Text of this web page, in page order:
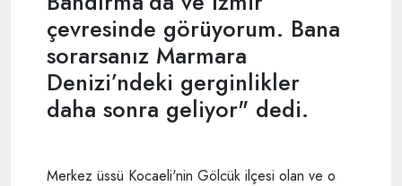
çevresinde görüyorum. Bana
sorarsanız Marmara
Denizi’ndeki gerginlikler
daha sonra geliyor" dedi.
Merkez üssü Kocaeli'nin Gölcük ilçesi olan ve o